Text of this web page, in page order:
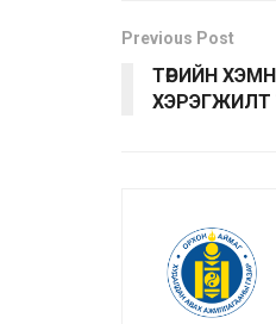
Previous Post
ТӨРИЙН
ХЭРЭГЖИЛТ